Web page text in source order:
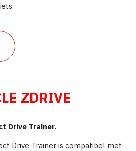
ZDRIVE
Drive Trainer.
Drive Trainer is compatibel met